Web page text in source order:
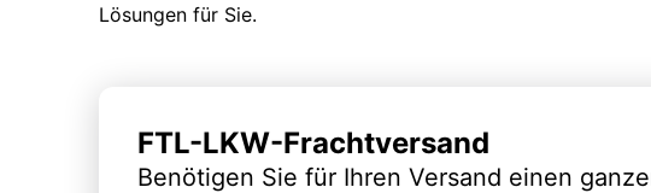
Lösungen für Sie.
FTL-LKW-Frachtversand
Benötigen Sie für Ihren Versand einen